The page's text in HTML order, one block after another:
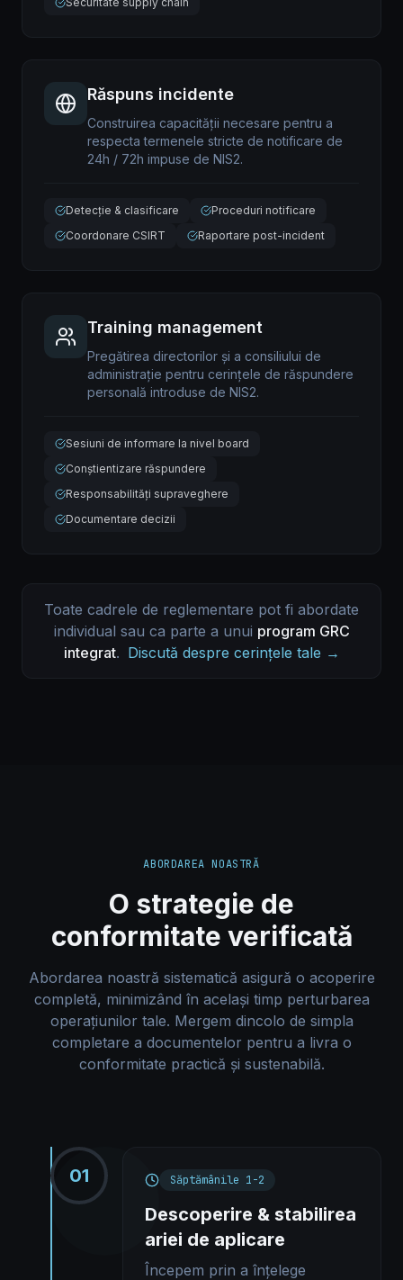
Răspuns incidente
Construirea capacității necesare pentru a
respecta termenele stricte de notificare de
24h / 72h impuse de NIS2.
Detecție & clasificare
Proceduri notificare
Coordonare CSIRT
Raportare post-incident
Training management
Pregătirea directorilor și a consiliului de
administrație pentru cerințele de răspundere
personală introduse de NIS2.
Sesiuni de informare la nivel board
Conștientizare răspundere
Responsabilități supraveghere
Documentare decizii
Toate cadrele de reglementare pot fi abordate
individual sau ca parte a unui program GRC
integrat. Discută despre cerințele tale →
ABORDAREA NOASTRĂ
O strategie de
conformitate verificată
Abordarea noastră sistematică asigură o acoperire
completă, minimizând în același timp perturbarea
operațiunilor tale. Mergem dincolo de simpla
completare a documentelor pentru a livra o
conformitate practică și sustenabilă.
01 Săptămânile 1-2
Descoperire & stabilirea
ariei de aplicare
Începem prin a înțelege